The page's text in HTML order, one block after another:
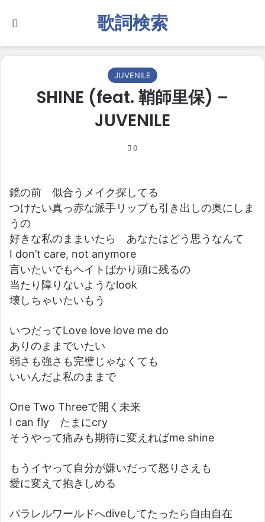
歌詞検索
JUVENILE
SHINE (feat. 鞘師里保) –
JUVENILE
0
鏡の前 似合うメイク探してる
つけたい真っ赤な派手リップも引き出しの奥にしま
うの
好きな私のままいたら あなたはどう思うなんて
I don’t care, not anymore
言いたいでもヘイトばかり頭に残るの
当たり障りないようなlook
壊しちゃいたいもう
いつだってLove love love me do
ありのままでいたい
弱さも強さも完璧じゃなくても
いいんだよ私のままで
One Two Threeで開く未来
I can fly たまにcry
そうやって痛みも期待に変えればme shine
もうイヤって自分が嫌いだって怒りさえも
愛に変えて抱きしめる
パラレルワールドへdiveしてたったら自由自在